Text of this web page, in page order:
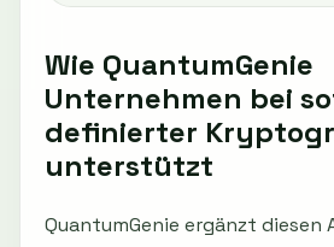
Wie QuantumGenie
Unternehmen bei
definierter
unterstützt
QuantumGenie ergänzt diesen